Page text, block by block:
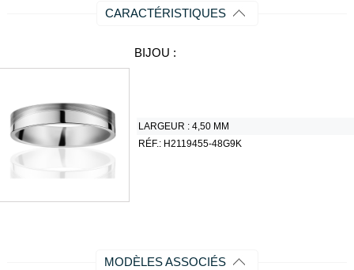
CARACTÉRISTIQUES
BIJOU :
LARGEUR :4,50 MM
RÉF.: H2119455-48G9K
MODÈLES ASSOCIÉS